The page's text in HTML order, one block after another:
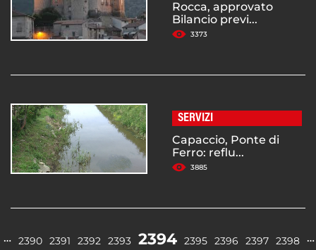
Rocca, approvato
Bilancio previ...
3373
SERVIZI
Capaccio, Ponte di
Ferro: reflu...
3885
… 2390 2391 2392 2393 2394 2395 2396 2397 2398 …